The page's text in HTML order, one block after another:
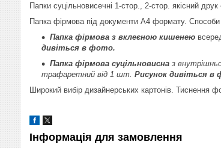
Папки суцільновисечні 1-стор., 2-стор. якісний
Папка фірмова під документи А4 формату.
Папка фірмова з вклеєною кишенею
дивіться в фото.
Папка фірмова суцільновисна з
трафаретний від 1 шт. Рисунок дивіться в
Широкий вибір дизайнерських картонів. Тиснення
Інформація для замовлення